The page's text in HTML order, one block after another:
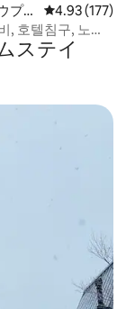
プ）
レビュー177
4.93 (177)
, 호텔침구, 노래
ステイ